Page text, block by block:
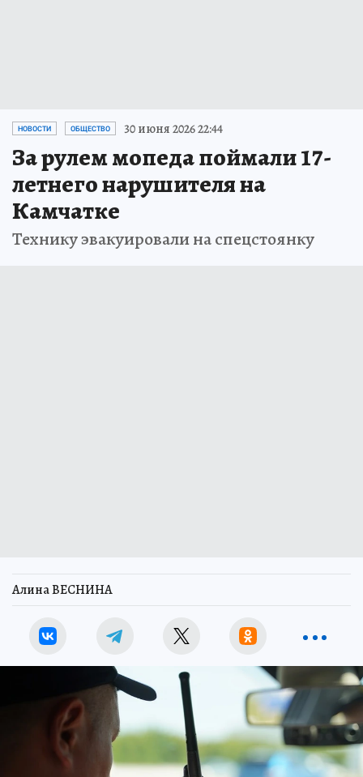
НОВОСТИ ОБЩЕСТВО 30 июня 2026 22:44
За рулем мопеда поймали 17-
летнего нарушителя на
Камчатке
Технику эвакуировали на спецстоянку
Алина ВЕСНИНА